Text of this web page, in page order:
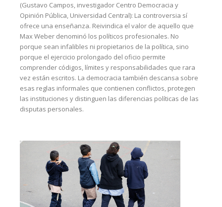
(Gustavo Campos, investigador Centro Democracia y
Opinión Pública, Universidad Central): La controversia sí
ofrece una enseñanza. Reivindica el valor de aquello que
Max Weber denominó los políticos profesionales. No
porque sean infalibles ni propietarios de la política, sino
porque el ejercicio prolongado del oficio permite
comprender códigos, límites y responsabilidades que rara
vez están escritos. La democracia también descansa sobre
esas reglas informales que contienen conflictos, protegen
las instituciones y distinguen las diferencias políticas de las
disputas personales.